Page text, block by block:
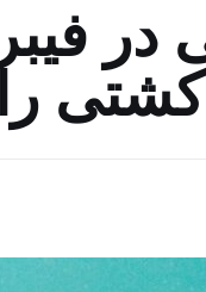
در
کشتی